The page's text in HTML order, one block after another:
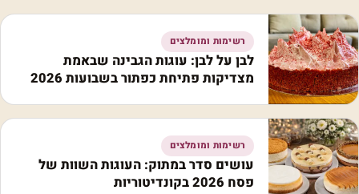
רשימות ומומלצים
לבן על לבן: עוגות הגבינה שבאמת
מצדיקות פתיחת כפתור בשבועות 2026
רשימות ומומלצים
עושים סדר במתוק: העוגות השוות של
פסח 2026 בקונדיטוריות